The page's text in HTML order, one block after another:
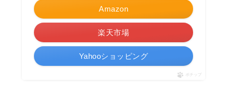
Amazon
楽天市場
Yahooショッピング
ポチップ